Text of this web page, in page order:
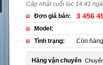
Cập nhật cuối lúc 14:41
Đơn giá bán:
3 456
Model:
Tình trạng:
Còn hàng
Hãng vận chuyển